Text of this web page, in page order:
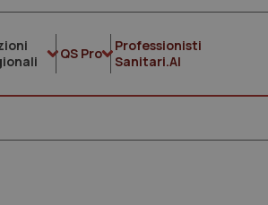
QS Pro
Professionisti
Sanitari.AI